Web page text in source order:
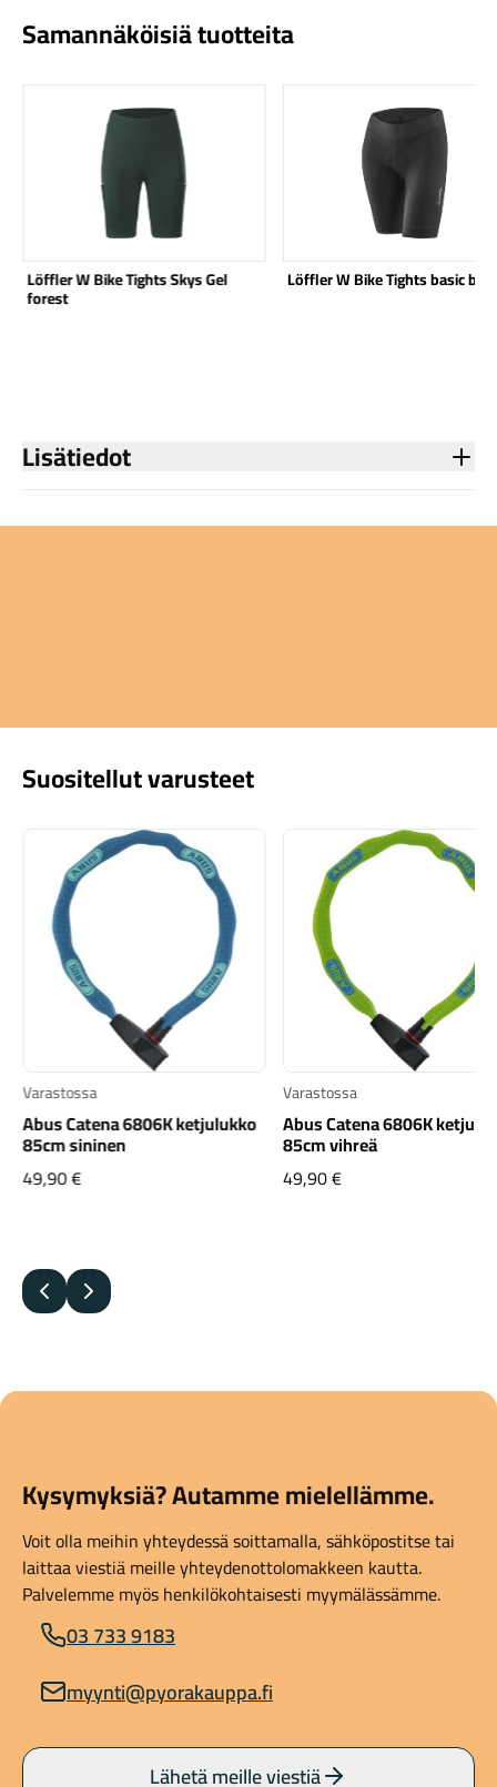
Samannäköisiä tuotteita
Katso tuote
Löffler W Bike Tights Skys Gel
forest
Katso tuote
Löffler W Bike Tights basic
Lisätiedot
Suositellut varusteet
Varastossa
Abus Catena 6806K ketjulukko
85cm sininen
49,90€
Varastossa
Abus Catena 6806K
85cm vihreä
49,90€
Edellinen
Seuraava
Kysymyksiä? Autamme mielellämme.
Voit olla meihin yhteydessä soittamalla, sähköpostitse tai
laittaa viestiä meille yhteydenottolomakkeen kautta.
Palvelemme myös henkilökohtaisesti myymälässämme.
03 733 9183
myynti@pyorakauppa.fi
Lähetä meille viestiä